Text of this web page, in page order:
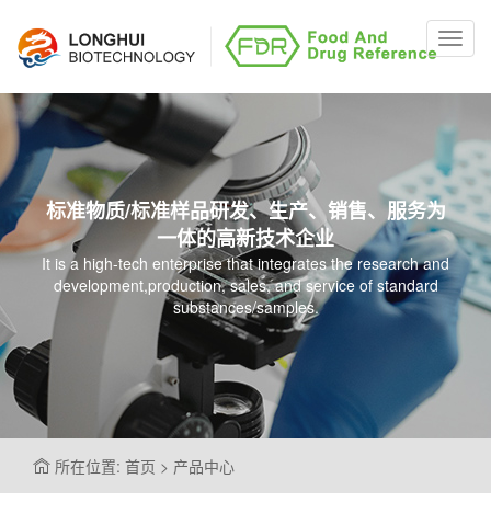
标准物质/标准样品研发、生产、销售、服务为
一体的高新技术企业
It is a high-tech enterprise that integrates the research and
development,production, sales, and service of standard
substances/samples.
所在位置: 首页 > 产品中心